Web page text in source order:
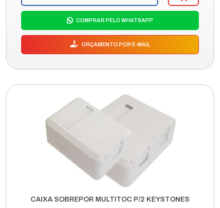
COMPRAR PELO WHATSAPP
ORÇAMENTO POR E-MAIL
CAIXA SOBREPOR MULTITOC P/2 KEYSTONES